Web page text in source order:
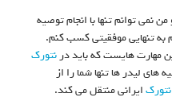
توانم تنها با انجام توصیه
به تنهایی موفقیتی کسب کنم.
مهارت هایست که باید درنتورک
لیدر ها تنها شما را از
نتورکایرانی منتقل می کند.